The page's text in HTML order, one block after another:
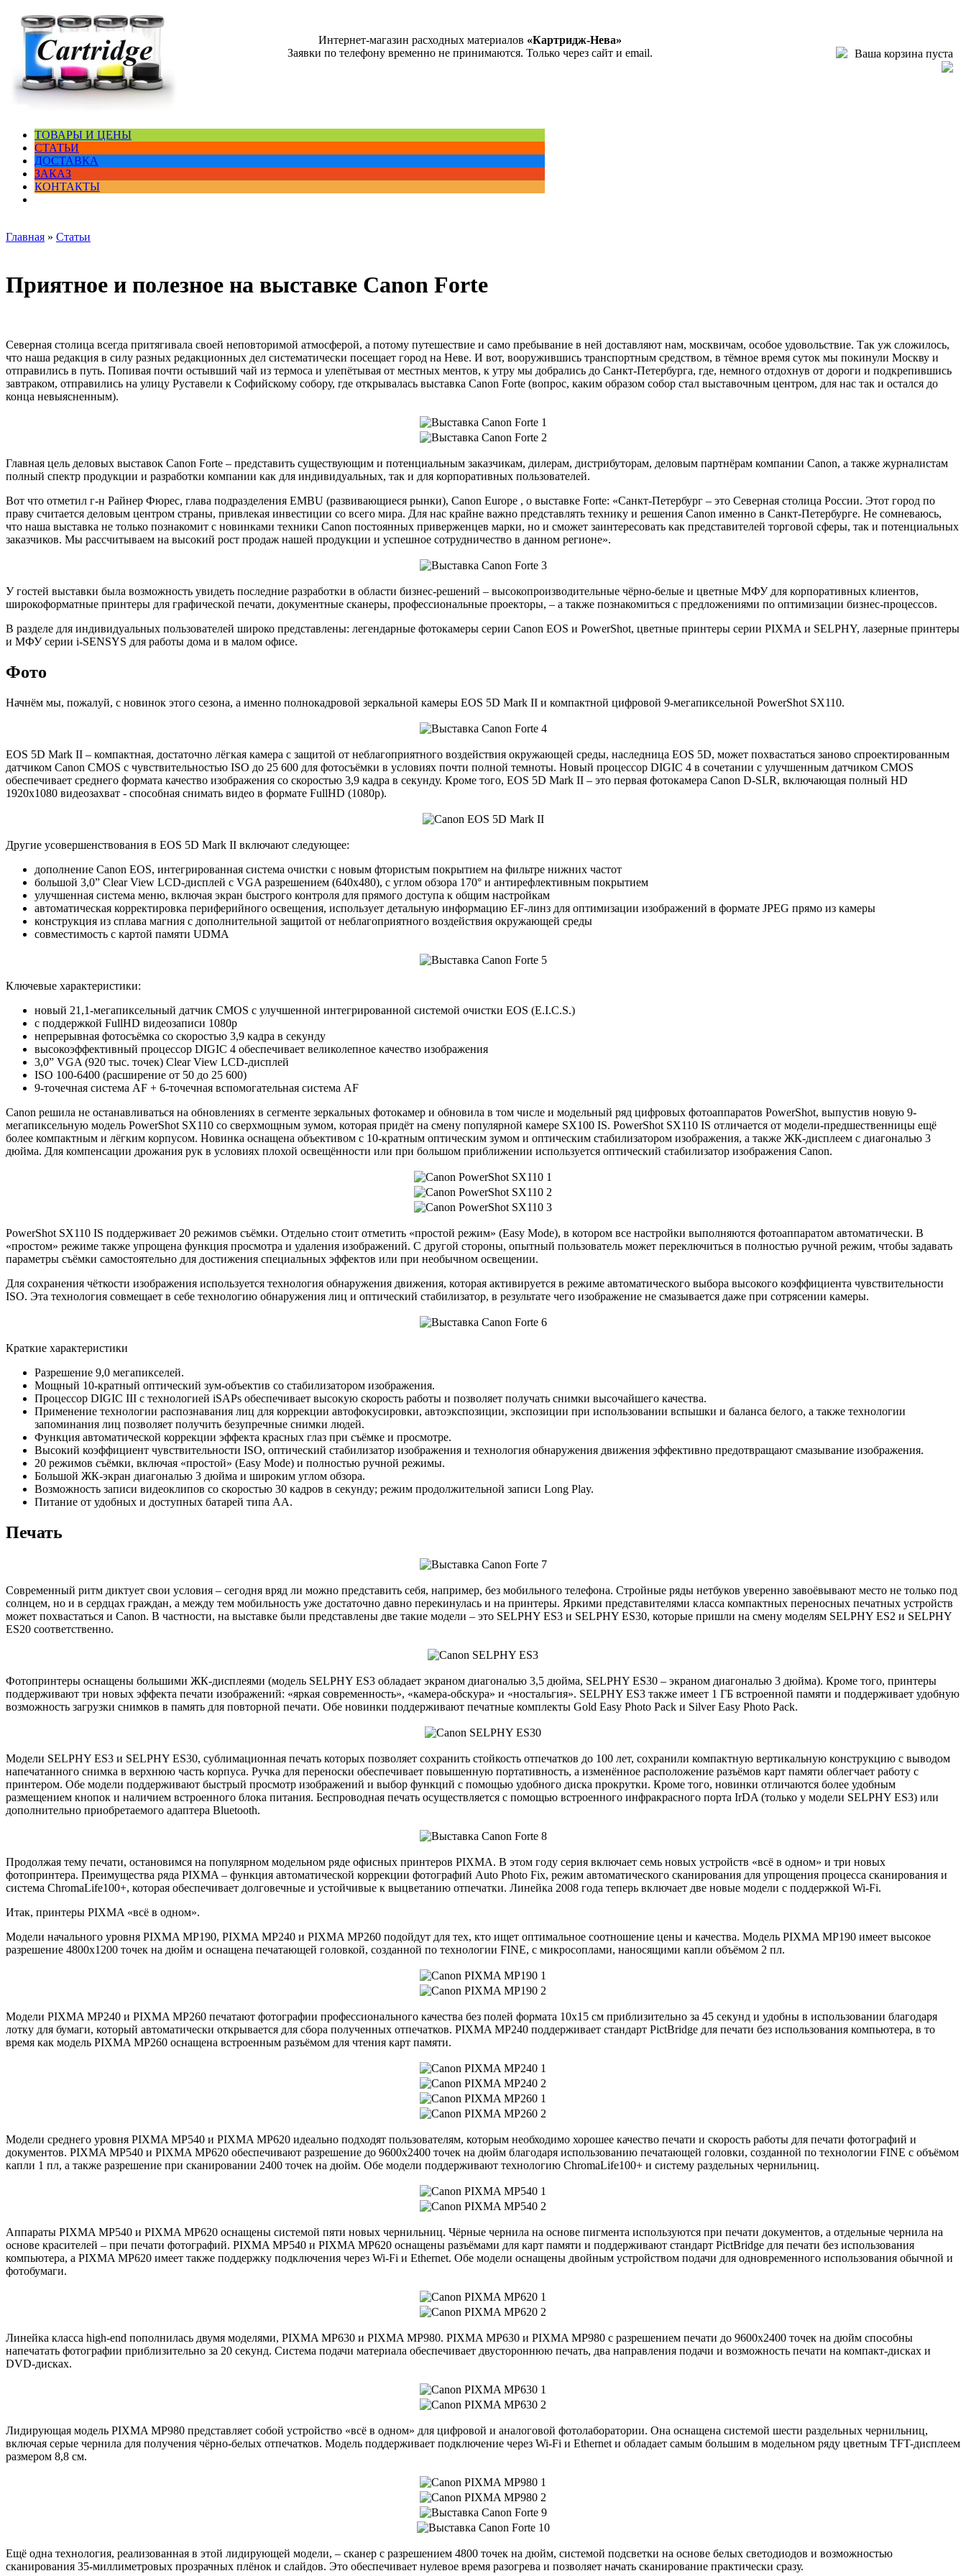
Интернет-магазин расходных материалов «Картридж-Нева»
Заявки по телефону временно не принимаются. Только через сайт и email.
Ваша корзина пуста
ТОВАРЫ И ЦЕНЫ
СТАТЬИ
ДОСТАВКА
ЗАКАЗ
КОНТАКТЫ
Главная » Статьи
Приятное и полезное на выставке Canon Forte
Северная столица всегда притягивала своей неповторимой атмосферой, а потому путешествие и само пребывание в ней доставляют нам, москвичам, особое удовольствие. Так уж сложилось,
что наша редакция в силу разных редакционных дел систематически посещает город на Неве. И вот, вооружившись транспортным средством, в тёмное время суток мы покинули Москву и
отправились в путь. Попивая почти остывший чай из термоса и улепётывая от местных ментов, к утру мы добрались до Санкт-Петербурга, где, немного отдохнув от дороги и подкрепившись
завтраком, отправились на улицу Руставели к Софийскому собору, где открывалась выставка Canon Forte (вопрос, каким образом собор стал выставочным центром, для нас так и остался до
конца невыясненным).
Главная цель деловых выставок Canon Forte – представить существующим и потенциальным заказчикам, дилерам, дистрибуторам, деловым партнёрам компании Canon, а также журналистам
полный спектр продукции и разработки компании как для индивидуальных, так и для корпоративных пользователей.
Вот что отметил г-н Райнер Фюрес, глава подразделения ЕMBU (развивающиеся рынки), Canon Europe , о выставке Forte: «Санкт-Петербург – это Северная столица России. Этот город по
праву считается деловым центром страны, привлекая инвестиции со всего мира. Для нас крайне важно представлять технику и решения Canon именно в Санкт-Петербурге. Не сомневаюсь,
что наша выставка не только познакомит с новинками техники Canon постоянных приверженцев марки, но и сможет заинтересовать как представителей торговой сферы, так и потенциальных
заказчиков. Мы рассчитываем на высокий рост продаж нашей продукции и успешное сотрудничество в данном регионе».
У гостей выставки была возможность увидеть последние разработки в области бизнес-решений – высокопроизводительные чёрно-белые и цветные МФУ для корпоративных клиентов,
широкоформатные принтеры для графической печати, документные сканеры, профессиональные проекторы, – а также познакомиться с предложениями по оптимизации бизнес-процессов.
В разделе для индивидуальных пользователей широко представлены: легендарные фотокамеры серии Canon EOS и PowerShot, цветные принтеры серии PIXMA и SELPHY, лазерные принтеры
и МФУ серии i-SENSYS для работы дома и в малом офисе.
Фото
Начнём мы, пожалуй, с новинок этого сезона, а именно полнокадровой зеркальной камеры EOS 5D Mark II и компактной цифровой 9-мегапиксельной PowerShot SX110.
EOS 5D Mark II – компактная, достаточно лёгкая камера с защитой от неблагоприятного воздействия окружающей среды, наследница EOS 5D, может похвастаться заново спроектированным
датчиком Canon CMOS с чувствительностью ISO до 25 600 для фотосъёмки в условиях почти полной темноты. Новый процессор DIGIC 4 в сочетании с улучшенным датчиком CMOS
обеспечивает среднего формата качество изображения со скоростью 3,9 кадра в секунду. Кроме того, EOS 5D Mark II – это первая фотокамера Canon D-SLR, включающая полный HD
1920x1080 видеозахват - способная снимать видео в формате FullHD (1080p).
Другие усовершенствования в EOS 5D Mark II включают следующее:
дополнение Canon EOS, интегрированная система очистки с новым фтористым покрытием на фильтре нижних частот
большой 3,0” Clear View LCD-дисплей с VGA разрешением (640x480), с углом обзора 170° и антирефлективным покрытием
улучшенная система меню, включая экран быстрого контроля для прямого доступа к общим настройкам
автоматическая корректировка периферийного освещения, использует детальную информацию EF-линз для оптимизации изображений в формате JPEG прямо из камеры
конструкция из сплава магния с дополнительной защитой от неблагоприятного воздействия окружающей среды
совместимость с картой памяти UDMA
Ключевые характеристики:
новый 21,1-мегапиксельный датчик CMOS с улучшенной интегрированной системой очистки EOS (E.I.C.S.)
с поддержкой FullHD видеозаписи 1080p
непрерывная фотосъёмка со скоростью 3,9 кадра в секунду
высокоэффективный процессор DIGIC 4 обеспечивает великолепное качество изображения
3,0” VGA (920 тыс. точек) Clear View LCD-дисплей
ISO 100-6400 (расширение от 50 до 25 600)
9-точечная система AF + 6-точечная вспомогательная система AF
Canon решила не останавливаться на обновлениях в сегменте зеркальных фотокамер и обновила в том числе и модельный ряд цифровых фотоаппаратов PowerShot, выпустив новую 9-
мегапиксельную модель PowerShot SX110 со сверхмощным зумом, которая придёт на смену популярной камере SX100 IS. PowerShot SX110 IS отличается от модели-предшественницы ещё
более компактным и лёгким корпусом. Новинка оснащена объективом с 10-кратным оптическим зумом и оптическим стабилизатором изображения, а также ЖК-дисплеем с диагональю 3
дюйма. Для компенсации дрожания рук в условиях плохой освещённости или при большом приближении используется оптический стабилизатор изображения Canon.
PowerShot SX110 IS поддерживает 20 режимов съёмки. Отдельно стоит отметить «простой режим» (Easy Mode), в котором все настройки выполняются фотоаппаратом автоматически. В
«простом» режиме также упрощена функция просмотра и удаления изображений. С другой стороны, опытный пользователь может переключиться в полностью ручной режим, чтобы задавать
параметры съёмки самостоятельно для достижения специальных эффектов или при необычном освещении.
Для сохранения чёткости изображения используется технология обнаружения движения, которая активируется в режиме автоматического выбора высокого коэффициента чувствительности
ISO. Эта технология совмещает в себе технологию обнаружения лиц и оптический стабилизатор, в результате чего изображение не смазывается даже при сотрясении камеры.
Краткие характеристики
Разрешение 9,0 мегапикселей.
Мощный 10-кратный оптический зум-объектив со стабилизатором изображения.
Процессор DIGIC III с технологией iSAPs обеспечивает высокую скорость работы и позволяет получать снимки высочайшего качества.
Применение технологии распознавания лиц для коррекции автофокусировки, автоэкспозиции, экспозиции при использовании вспышки и баланса белого, а также технологии
запоминания лиц позволяет получить безупречные снимки людей.
Функция автоматической коррекции эффекта красных глаз при съёмке и просмотре.
Высокий коэффициент чувствительности ISO, оптический стабилизатор изображения и технология обнаружения движения эффективно предотвращают смазывание изображения.
20 режимов съёмки, включая «простой» (Easy Mode) и полностью ручной режимы.
Большой ЖК-экран диагональю 3 дюйма и широким углом обзора.
Возможность записи видеоклипов со скоростью 30 кадров в секунду; режим продолжительной записи Long Play.
Питание от удобных и доступных батарей типа АА.
Печать
Современный ритм диктует свои условия – сегодня вряд ли можно представить себя, например, без мобильного телефона. Стройные ряды нетбуков уверенно завоёвывают место не только под
солнцем, но и в сердцах граждан, а между тем мобильность уже достаточно давно перекинулась и на принтеры. Яркими представителями класса компактных переносных печатных устройств
может похвастаться и Canon. В частности, на выставке были представлены две такие модели – это SELPHY ES3 и SELPHY ES30, которые пришли на смену моделям SELPHY ES2 и SELPHY
ES20 соответственно.
Фотопринтеры оснащены большими ЖК-дисплеями (модель SELPHY ES3 обладает экраном диагональю 3,5 дюйма, SELPHY ES30 – экраном диагональю 3 дюйма). Кроме того, принтеры
поддерживают три новых эффекта печати изображений: «яркая современность», «камера-обскура» и «ностальгия». SELPHY ES3 также имеет 1 ГБ встроенной памяти и поддерживает удобную
возможность загрузки снимков в память для повторной печати. Обе новинки поддерживают печатные комплекты Gold Easy Photo Pack и Silver Easy Photo Pack.
Модели SELPHY ES3 и SELPHY ES30, сублимационная печать которых позволяет сохранить стойкость отпечатков до 100 лет, сохранили компактную вертикальную конструкцию с выводом
напечатанного снимка в верхнюю часть корпуса. Ручка для переноски обеспечивает повышенную портативность, а изменённое расположение разъёмов карт памяти облегчает работу с
принтером. Обе модели поддерживают быстрый просмотр изображений и выбор функций с помощью удобного диска прокрутки. Кроме того, новинки отличаются более удобным
размещением кнопок и наличием встроенного блока питания. Беспроводная печать осуществляется с помощью встроенного инфракрасного порта IrDA (только у модели SELPHY ES3) или
дополнительно приобретаемого адаптера Bluetooth.
Продолжая тему печати, остановимся на популярном модельном ряде офисных принтеров PIXMA. В этом году серия включает семь новых устройств «всё в одном» и три новых
фотопринтера. Преимущества ряда PIXMA – функция автоматической коррекции фотографий Auto Photo Fix, режим автоматического сканирования для упрощения процесса сканирования и
система ChromaLife100+, которая обеспечивает долговечные и устойчивые к выцветанию отпечатки. Линейка 2008 года теперь включает две новые модели с поддержкой Wi-Fi.
Итак, принтеры PIXMA «всё в одном».
Модели начального уровня PIXMA MP190, PIXMA MP240 и PIXMA MP260 подойдут для тех, кто ищет оптимальное соотношение цены и качества. Модель PIXMA MP190 имеет высокое
разрешение 4800x1200 точек на дюйм и оснащена печатающей головкой, созданной по технологии FINE, с микросоплами, наносящими капли объёмом 2 пл.
Модели PIXMA MP240 и PIXMA MP260 печатают фотографии профессионального качества без полей формата 10x15 см приблизительно за 45 секунд и удобны в использовании благодаря
лотку для бумаги, который автоматически открывается для сбора полученных отпечатков. PIXMA MP240 поддерживает стандарт PictBridge для печати без использования компьютера, в то
время как модель PIXMA MP260 оснащена встроенным разъёмом для чтения карт памяти.
Модели среднего уровня PIXMA MP540 и PIXMA MP620 идеально подходят пользователям, которым необходимо хорошее качество печати и скорость работы для печати фотографий и
документов. PIXMA MP540 и PIXMA MP620 обеспечивают разрешение до 9600x2400 точек на дюйм благодаря использованию печатающей головки, созданной по технологии FINE с объёмом
капли 1 пл, а также разрешение при сканировании 2400 точек на дюйм. Обе модели поддерживают технологию ChromaLife100+ и систему раздельных чернильниц.
Аппараты PIXMA MP540 и PIXMA MP620 оснащены системой пяти новых чернильниц. Чёрные чернила на основе пигмента используются при печати документов, а отдельные чернила на
основе красителей – при печати фотографий. PIXMA MP540 и PIXMA MP620 оснащены разъёмами для карт памяти и поддерживают стандарт PictBridge для печати без использования
компьютера, а PIXMA MP620 имеет также поддержку подключения через Wi-Fi и Ethernet. Обе модели оснащены двойным устройством подачи для одновременного использования обычной и
фотобумаги.
Линейка класса high-end пополнилась двумя моделями, PIXMA MP630 и PIXMA MP980. PIXMA MP630 и PIXMA MP980 с разрешением печати до 9600x2400 точек на дюйм способны
напечатать фотографии приблизительно за 20 секунд. Система подачи материала обеспечивает двустороннюю печать, два направления подачи и возможность печати на компакт-дисках и
DVD-дисках.
Лидирующая модель PIXMA MP980 представляет собой устройство «всё в одном» для цифровой и аналоговой фотолаборатории. Она оснащена системой шести раздельных чернильниц,
включая серые чернила для получения чёрно-белых отпечатков. Модель поддерживает подключение через Wi-Fi и Ethernet и обладает самым большим в модельном ряду цветным TFT-дисплеем
размером 8,8 см.
Ещё одна технология, реализованная в этой лидирующей модели, – сканер с разрешением 4800 точек на дюйм, системой подсветки на основе белых светодиодов и возможностью
сканирования 35-миллиметровых прозрачных плёнок и слайдов. Это обеспечивает нулевое время разогрева и позволяет начать сканирование практически сразу.